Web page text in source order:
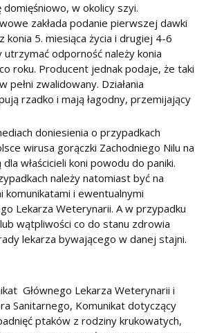
w okolicy szyi.
zakłada podanie pierwszej dawki
konia 5. miesiąca życia i drugiej 4-6
odporność należy konia
roku. Producent jednak podaje, że taki
pełni zwalidowany. Działania
rzadko i mają łagodny, przemijający
doniesienia o przypadkach
wirusa gorączki Zachodniego Nilu na
właścicieli koni powodu do paniki.
należy natomiast być na
komunikatami i ewentualnymi
Lekarza Weterynarii. A w przypadku
wątpliwości co do stanu zdrowia
lekarza bywającego w danej stajni.
Głównego Lekarza Weterynarii i
Sanitarnego, Komunikat dotyczący
ptaków z rodziny krukowatych,